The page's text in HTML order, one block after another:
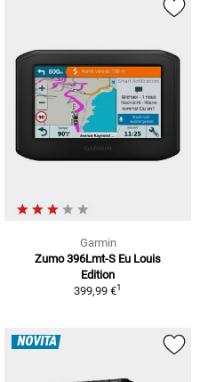
Garmin
Zumo 396Lmt-S Eu Louis
Edition
399,99 €1
NOVITÀ